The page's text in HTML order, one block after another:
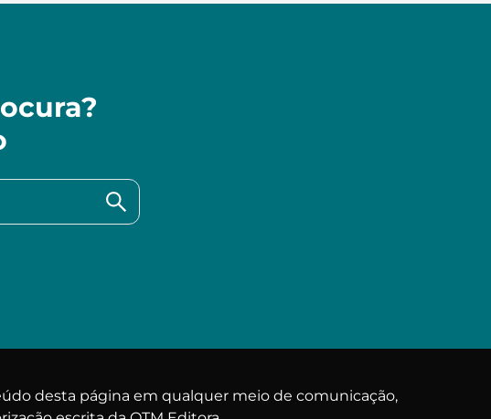
desta página em qualquer meio de comunicação,